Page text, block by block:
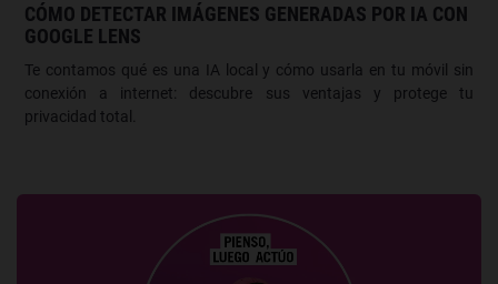
CÓMO DETECTAR IMÁGENES GENERADAS POR IA CON
GOOGLE LENS
Te contamos qué es una IA local y cómo usarla en tu móvil sin
conexión a internet: descubre sus ventajas y protege tu
privacidad total.